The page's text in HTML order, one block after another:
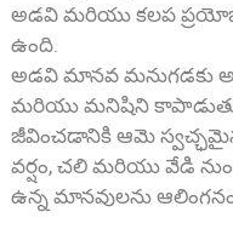
అడవి మరియు కలప
ఉంది.
అడవి మానవ మనుగడకు
మరియు మనిషిని
జీవించడానికి ఆమె
వర్షం, చలి మరియు వేడి
ఉన్న మానవులను ఆలింగనం